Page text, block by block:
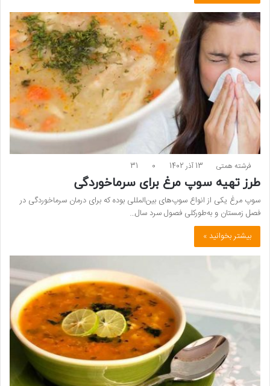
فرشته همتی 13 آذر 1402 0
31
طرز تهیه سوپ مرغ برای سرماخوردگی
سوپ مرغ یکی از انواع سوپ‌های بین‌المللی بوده که برای درمان سرماخوردگی در
فصل زمستان و به‌طورکلی فصول سرد سال…
بیشتر بخوانید »